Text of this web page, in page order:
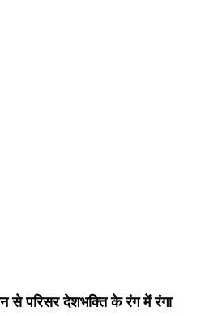
से परिसर देशभक्ति के रंग में रंगा